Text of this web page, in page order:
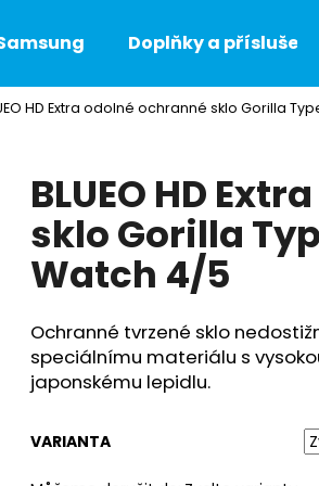
Doplňky a
HD Extra odolné ochranné sklo Gorilla
BLUEO HD
sklo Gorilla
Watch 4/5
Ochranné tvrzené sklo
speciálnímu materiálu s
japonskému lepidlu.
VARIANTA
HLEDAT